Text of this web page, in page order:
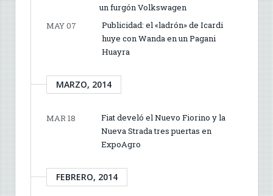
un furgón Volkswagen
MAY 07
Publicidad: el «ladrón» de Icardi
huye con Wanda en un Pagani
Huayra
MARZO, 2014
MAR 18
Fiat develó el Nuevo Fiorino y la
Nueva Strada tres puertas en
ExpoAgro
FEBRERO, 2014